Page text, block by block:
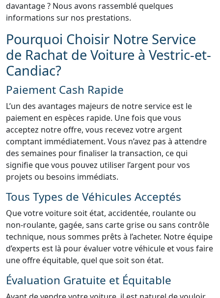
davantage ? Nous avons rassemblé quelques
informations sur nos prestations.
Pourquoi Choisir Notre Service
de Rachat de Voiture à Vestric-et-
Candiac?
Paiement Cash Rapide
L’un des avantages majeurs de notre service est le
paiement en espèces rapide. Une fois que vous
acceptez notre offre, vous recevez votre argent
comptant immédiatement. Vous n’avez pas à attendre
des semaines pour finaliser la transaction, ce qui
signifie que vous pouvez utiliser l’argent pour vos
projets ou besoins immédiats.
Tous Types de Véhicules Acceptés
Que votre voiture soit état, accidentée, roulante ou
non-roulante, gagée, sans carte grise ou sans contrôle
technique, nous sommes prêts à l’acheter. Notre équipe
d’experts est là pour évaluer votre véhicule et vous faire
une offre équitable, quel que soit son état.
Évaluation Gratuite et Équitable